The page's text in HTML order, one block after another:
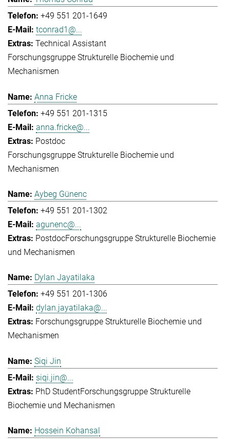
+49 551 201-1649
tconrad1@...
Technical Assistant
Forschungsgruppe Strukturelle Biochemie und
Mechanismen
Anna Fricke
+49 551 201-1315
anna.fricke@...
Postdoc
Forschungsgruppe Strukturelle Biochemie und
Mechanismen
Aybeg Günenc
+49 551 201-1302
agunenc@...
PostdocForschungsgruppe Strukturelle Biochemie
und Mechanismen
Dylan Jayatilaka
+49 551 201-1306
dylan.jayatilaka@...
Forschungsgruppe Strukturelle Biochemie und
Mechanismen
Siqi Jin
siqi.jin@...
PhD StudentForschungsgruppe Strukturelle
Biochemie und Mechanismen
Hossein Kohansal